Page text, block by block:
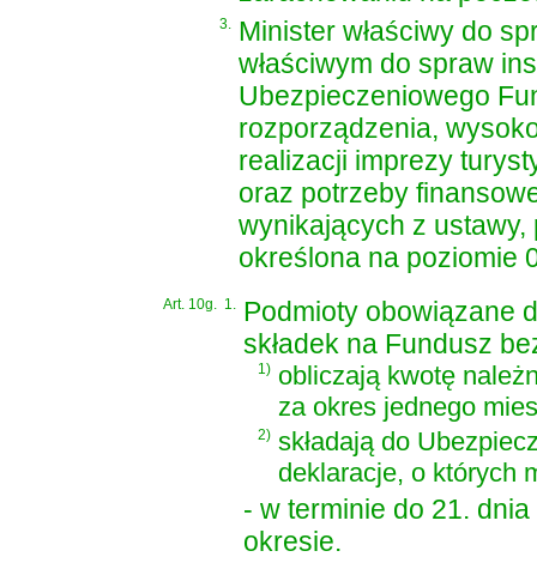
3.
Minister właściwy do
właściwym do spraw
Ubezpieczeniowego
rozporządzenia,
realizacji imprezy
oraz potrzeby
wynikających z
określona na poziomie
Art. 10g. 1.
Podmioty obowiązane
składek na Fundusz
1) obliczają kwotę
za okres jednego
2) składają do
deklaracje, o których
- w terminie do 21.
okresie.